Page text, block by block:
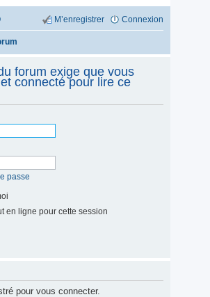
Connexion
M’enregistrer
forum exige que vous
connecté pour lire ce
passe
en ligne pour cette session
pour vous connecter.